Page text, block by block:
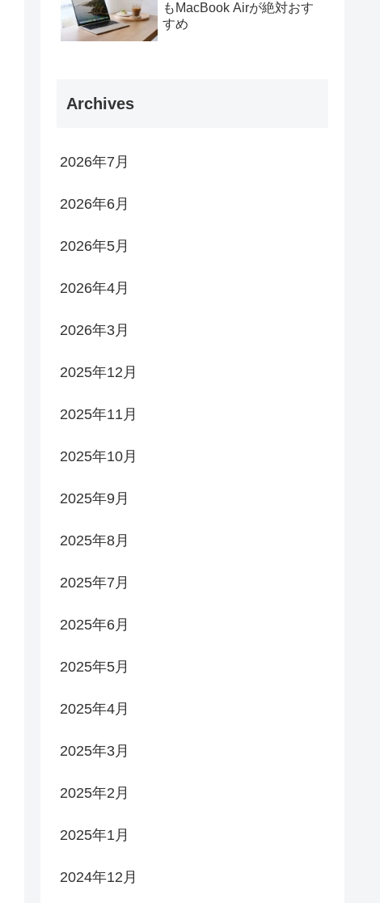
もMacBook Airが絶対おす
すめ
Archives
2026年7月
2026年6月
2026年5月
2026年4月
2026年3月
2025年12月
2025年11月
2025年10月
2025年9月
2025年8月
2025年7月
2025年6月
2025年5月
2025年4月
2025年3月
2025年2月
2025年1月
2024年12月